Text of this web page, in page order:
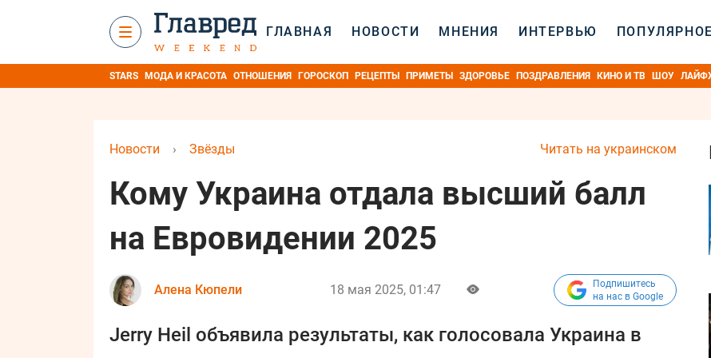
ГЛАВНАЯ НОВОСТИ МНЕНИЯ ИНТЕРВЬЮ ПОПУЛЯРНОЕ
STARS МОДА И КРАСОТА ОТНОШЕНИЯ ГОРОСКОП РЕЦЕПТЫ ПРИМЕТЫ ЗДОРОВЬЕ ПОЗДРАВЛЕНИЯ КИНО И ТВ ШОУ
Читать на украинском
Новости › Звёзды
Кому Украина отдала высший балл
на Евровидении 2025
Алена Кюпели 18 мая 2025, 01:47
Подпишитесь
на нас в Google
Jerry Heil объявила результаты, как голосовала Украина в